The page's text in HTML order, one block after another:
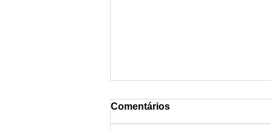
Comentários